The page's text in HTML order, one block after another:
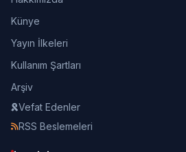
Künye
Yayın İlkeleri
Kullanım Şartları
Arşiv
Vefat Edenler
RSS Beslemeleri